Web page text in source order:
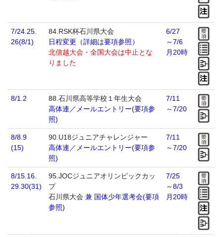
7/24.25.
26(8/1)
84.RSK杯石川県大会
日程変更（詳細は要項参照）
北信越大会・全国大会は中止とな
りました
6/27
～7/6
月20時
8/1.2
88.石川県高等学校１年生大会
高体連／メールエントリー(要項参
照)
7/11
～7/20
8/8.9
(15)
90.U18ジュニアチャレンジャー
高体連／メールエントリー(要項参
照)
7/11
～7/20
8/15.16.
29.30(31)
95.JOCジュニアオリンピックカッ
プ
石川県大会 兼 国体少年選考会(要項
参照)
7/25
～8/3
月20時